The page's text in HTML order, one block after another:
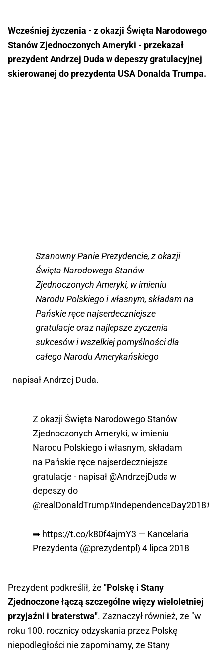
Wcześniej życzenia - z okazji Święta Narodowego
Stanów Zjednoczonych Ameryki - przekazał
prezydent Andrzej Duda w depeszy gratulacyjnej
skierowanej do prezydenta USA Donalda Trumpa.
Szanowny Panie Prezydencie, z okazji
Święta Narodowego Stanów
Zjednoczonych Ameryki, w imieniu
Narodu Polskiego i własnym, składam na
Pańskie ręce najserdeczniejsze
gratulacje oraz najlepsze życzenia
sukcesów i wszelkiej pomyślności dla
całego Narodu Amerykańskiego
- napisał Andrzej Duda.
Z okazji Święta Narodowego Stanów
Zjednoczonych Ameryki, w imieniu
Narodu Polskiego i własnym, składam
na Pańskie ręce najserdeczniejsze
gratulacje - napisał @AndrzejDuda w
depeszy do
@realDonaldTrump#IndependenceDay2018
➡ https://t.co/k80f4ajmY3 — Kancelaria
Prezydenta (@prezydentpl) 4 lipca 2018
Prezydent podkreślił, że "Polskę i Stany
Zjednoczone łączą szczególne więzy wieloletniej
przyjaźni i braterstwa". Zaznaczył również, że "w
roku 100. rocznicy odzyskania przez Polskę
niepodległości nie zapominamy, że Stany